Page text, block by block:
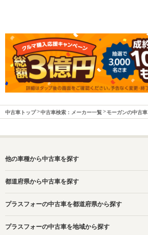
中古車トップ 中古車検索：メーカー一覧 モーガンの中古車
他の車種から中古車を探す
都道府県から中古車を探す
プラスフォーの中古車を都道府県から探す
プラスフォーの中古車を地域から探す